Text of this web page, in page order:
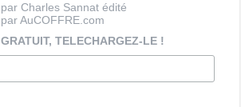
par Charles Sannat édité
par AuCOFFRE.com
GRATUIT, TELECHARGEZ-LE !